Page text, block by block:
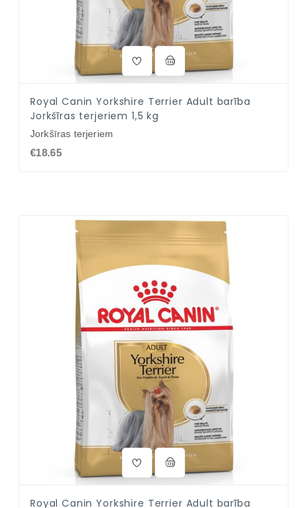
Royal Canin Yorkshire Terrier Adult barība
Jorkšīras terjeriem 1,5 kg
Jorkšīras terjeriem
€18.65
Royal Canin Yorkshire Terrier Adult barība